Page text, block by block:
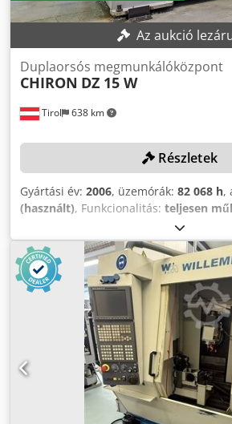
Az aukció
Tirol 638 km
Duplaorsós megmunkálóközpont
CHIRON DZ 15 W
Részletek
Gyártási év: 2006, üzemórák: 82 068 h,
(használt), Funkcionalitás: teljesen
, Mozgó
kompozit szerkezetben,
Kevés karbantartást igénylő modell a
gyártótól. Crjdjmt A Ivopfx Agnef
megmunkálóközpont KNOLL AE
és egy összetett egységgel (már
és a rendszeralkatrészek előírt
mindig betartották. MŰSZAKI
acélban: 60: 2 x 6 36 mm (betétfúróval)
élettartamú zsíros kenéssel
fordulat/perc CNC-vezérlés: SIEMENS
tengelyben: 250 mm X-tengely: 300